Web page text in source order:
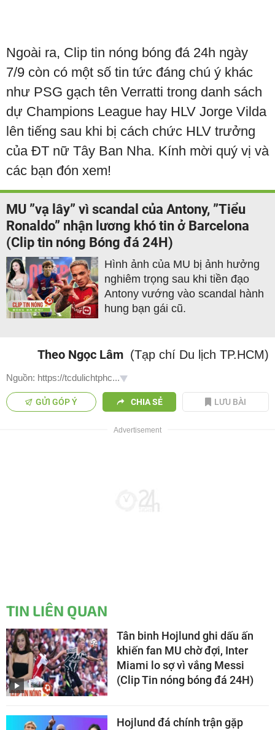
Ngoài ra, Clip tin nóng bóng đá 24h ngày
7/9 còn có một số tin tức đáng chú ý khác
như PSG gạch tên Verratti trong danh sách
dự Champions League hay HLV Jorge Vilda
lên tiếng sau khi bị cách chức HLV trưởng
của ĐT nữ Tây Ban Nha. Kính mời quý vị và
các bạn đón xem!
MU ”vạ lây” vì scandal của Antony, ”Tiểu
Ronaldo” nhận lương khó tin ở Barcelona
(Clip tin nóng Bóng đá 24H)
Hình ảnh của MU bị ảnh hưởng
nghiêm trọng sau khi tiền đạo
Antony vướng vào scandal hành
hung bạn gái cũ.
Theo Ngọc Lâm (Tạp chí Du lịch TP.HCM)
Nguồn: https://tcdulichtphc...
GỬI GÓP Ý CHIA SẺ LƯU BÀI
TIN LIÊN QUAN
Tân binh Hojlund ghi dấu ấn
khiến fan MU chờ đợi, Inter
Miami lo sợ vì vắng Messi
(Clip Tin nóng bóng đá 24H)
Hojlund đá chính trận gặp